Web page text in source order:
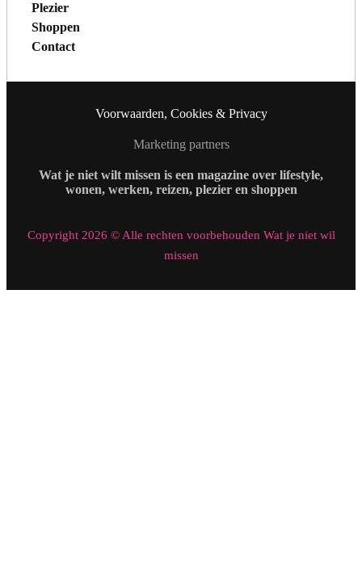
Plezier
Shoppen
Contact
Voorwaarden, Cookies & Privacy
Marketing partners
Wat je niet wilt missen is een magazine over lifestyle,
wonen, werken, reizen, plezier en shoppen
Copyright 2026 © Alle rechten voorbehouden Wat je niet wil
missen